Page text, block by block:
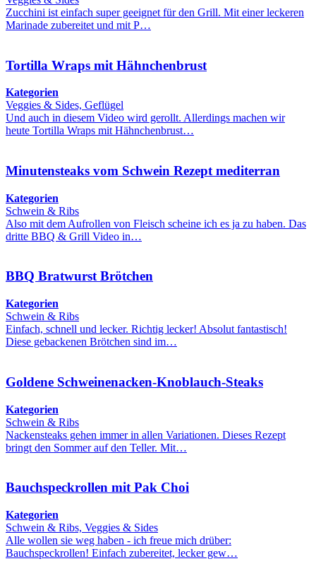
Zucchini ist einfach super geeignet für den Grill. Mit einer leckeren
Marinade zubereitet und mit P…
Tortilla Wraps mit Hähnchenbrust
Kategorien
Veggies & Sides, Geflügel
Und auch in diesem Video wird gerollt. Allerdings machen wir
heute Tortilla Wraps mit Hähnchenbrust…
Minutensteaks vom Schwein Rezept mediterran
Kategorien
Schwein & Ribs
Also mit dem Aufrollen von Fleisch scheine ich es ja zu haben. Das
dritte BBQ & Grill Video in…
BBQ Bratwurst Brötchen
Kategorien
Schwein & Ribs
Einfach, schnell und lecker. Richtig lecker! Absolut fantastisch!
Diese gebackenen Brötchen sind im…
Goldene Schweinenacken-Knoblauch-Steaks
Kategorien
Schwein & Ribs
Nackensteaks gehen immer in allen Variationen. Dieses Rezept
bringt den Sommer auf den Teller. Mit…
Bauchspeckrollen mit Pak Choi
Kategorien
Schwein & Ribs, Veggies & Sides
Alle wollen sie weg haben - ich freue mich drüber:
Bauchspeckrollen! Einfach zubereitet, lecker gew…